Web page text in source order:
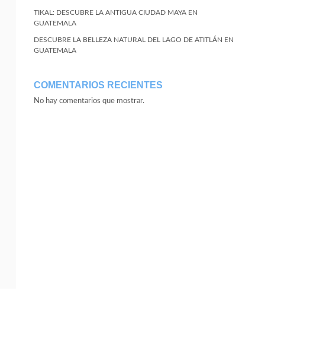
TIKAL: DESCUBRE LA ANTIGUA CIUDAD MAYA EN
GUATEMALA
DESCUBRE LA BELLEZA NATURAL DEL LAGO DE ATITLÁN EN
GUATEMALA
COMENTARIOS RECIENTES
No hay comentarios que mostrar.